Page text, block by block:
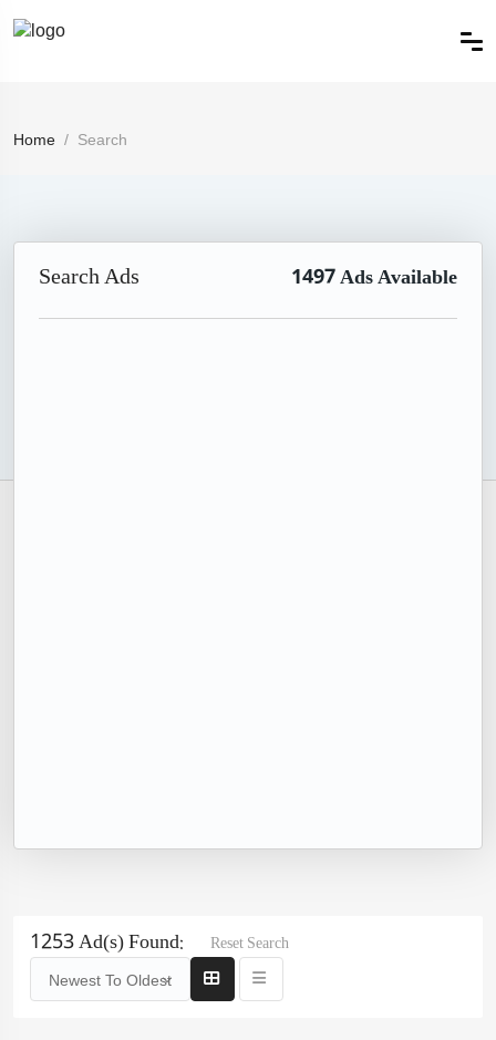
Home Search
Search Ads 1497Ads Available
1253 Ad(s) Found: Reset Search
Newest To Oldest